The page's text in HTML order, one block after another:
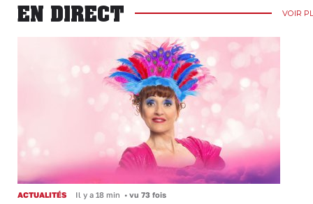
EN DIRECT VOIR
ACTUALITÉS Il y a 18 min • vu 73 fois